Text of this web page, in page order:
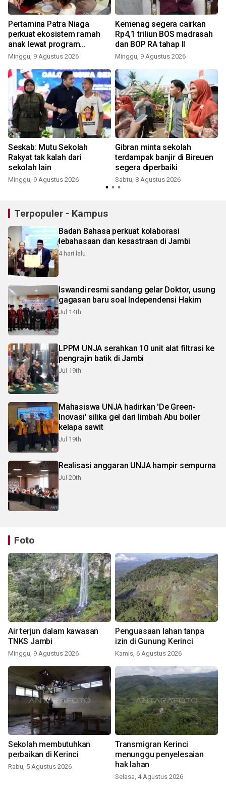
Pertamina Patra Niaga
perkuat ekosistem ramah
anak lewat program
'Tamasya'
Minggu, 9 Agustus 2026
Kemenag segera cairkan
Rp4,1 triliun BOS madrasah
dan BOP RA tahap II
Minggu, 9 Agustus 2026
Seskab: Mutu Sekolah
Rakyat tak kalah dari
sekolah lain
Minggu, 9 Agustus 2026
Gibran minta sekolah
terdampak banjir di Bireuen
segera diperbaiki
Sabtu, 8 Agustus 2026
Terpopuler - Kampus
Badan Bahasa perkuat kolaborasi
lebahasaan dan kesastraan di Jambi
4 hari lalu
Iswandi resmi sandang gelar Doktor, usung
gagasan baru soal Independensi Hakim
Jul 14th
LPPM UNJA serahkan 10 unit alat filtrasi ke
pengrajin batik di Jambi
Jul 19th
Mahasiswa UNJA hadirkan 'De Green-
Inovasi' silika gel dari limbah Abu boiler
kelapa sawit
Jul 19th
Realisasi anggaran UNJA hampir sempurna
Jul 20th
Foto
Air terjun dalam kawasan
TNKS Jambi
Minggu, 9 Agustus 2026
Penguasaan lahan tanpa
izin di Gunung Kerinci
Kamis, 6 Agustus 2026
Sekolah membutuhkan
perbaikan di Kerinci
Rabu, 5 Agustus 2026
Transmigran Kerinci
menunggu penyelesaian
hak lahan
Selasa, 4 Agustus 2026